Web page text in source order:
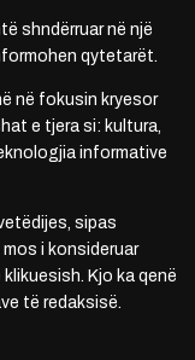
shndërruar në një
qytetarët.
në fokusin kryesor
e tjera si: kultura,
informative
sipas
i konsideruar
Kjo ka qenë
të redaksisë.